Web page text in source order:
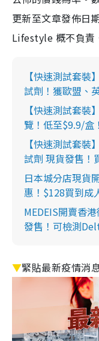
更新至文章發佈日
Lifestyle 概不負責
【快速測試套
試劑！獲歐盟、
【快速測試套
覽！低至$9.9/
【快速測試套
試劑 現貨發售！
日本城分店現貨
惠！$128買到成
MEDEIS開賣香
發售！可檢測
▼緊貼最新疫情消